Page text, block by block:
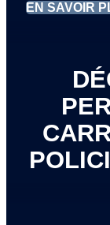
EN SAVOIR